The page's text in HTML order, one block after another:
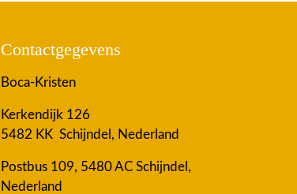
Contactgegevens
Boca-Kristen
Kerkendijk 126
5482 KK Schijndel, Nederland
Postbus 109, 5480 AC Schijndel,
Nederland